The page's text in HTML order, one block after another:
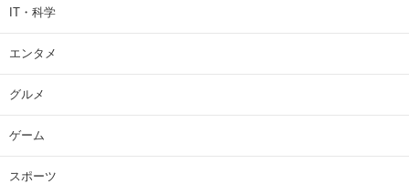
IT・科学
エンタメ
グルメ
ゲーム
スポーツ